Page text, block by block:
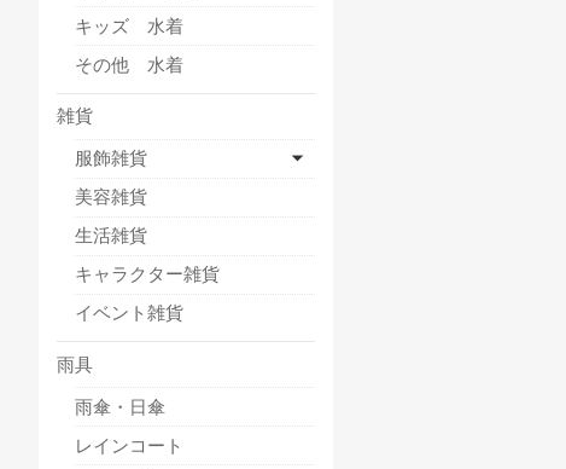
キッズ 水着
その他 水着
雑貨
服飾雑貨
美容雑貨
生活雑貨
キャラクター雑貨
イベント雑貨
雨具
雨傘・日傘
レインコート